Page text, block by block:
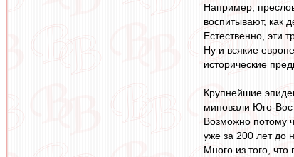
Например,
воспитывают, как
Естественно, эти
Ну и всякие
исторические
Крупнейшие
миновали Юго-
Возможно потому
уже за 200 лет до
Много из того,